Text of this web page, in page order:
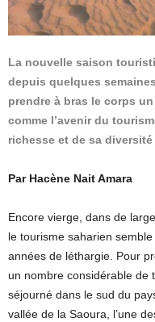
La nouvelle saison
depuis quelques
prendre à bras le corps
comme l’avenir du
richesse et de sa diversité
Par Hacène Nait Amara
Encore vierge, dans de
le tourisme saharien
années de léthargie. Pour
un nombre considérable de
séjourné dans le sud du
vallée de la Saoura, l’une